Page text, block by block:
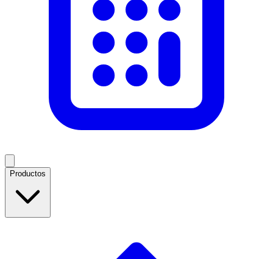
Productos